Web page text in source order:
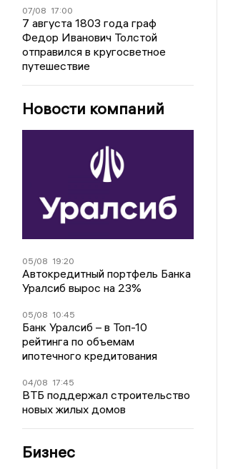
07/08 17:00
7 августа 1803 года граф
Федор Иванович Толстой
отправился в кругосветное
путешествие
Новости компаний
05/08 19:20
Автокредитный портфель Банка
Уралсиб вырос на 23%
05/08 10:45
Банк Уралсиб – в Топ-10
рейтинга по объемам
ипотечного кредитования
04/08 17:45
ВТБ поддержал строительство
новых жилых домов
Бизнес